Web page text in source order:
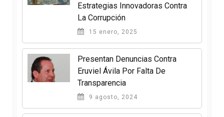
Estrategias Innovadoras Contra
La Corrupción
15 enero, 2025
Presentan Denuncias Contra
Eruviel Ávila Por Falta De
Transparencia
9 agosto, 2024